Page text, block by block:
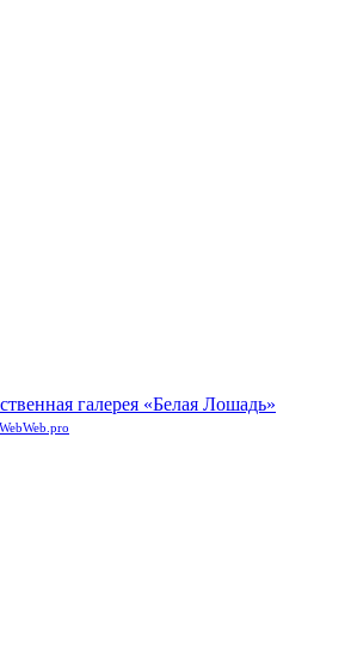
галерея «Белая Лошадь»
WebWeb.pro